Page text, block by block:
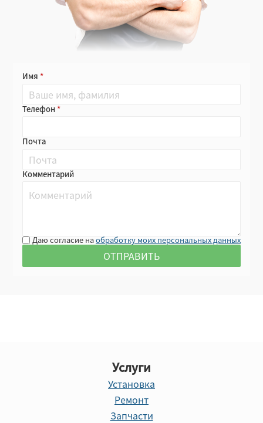
Имя
Телефон
Почта
Комментарий
Даю согласие наобработку моих персональных данных
Услуги
Установка
Ремонт
Запчасти